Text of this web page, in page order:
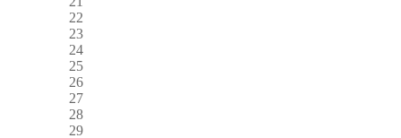
22
23
24
25
26
27
28
29